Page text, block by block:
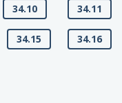
34.10 34.11
34.15 34.16